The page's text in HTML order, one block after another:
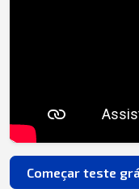
Começar teste